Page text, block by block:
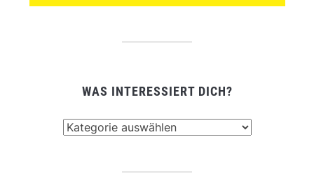
WAS INTERESSIERT DICH?